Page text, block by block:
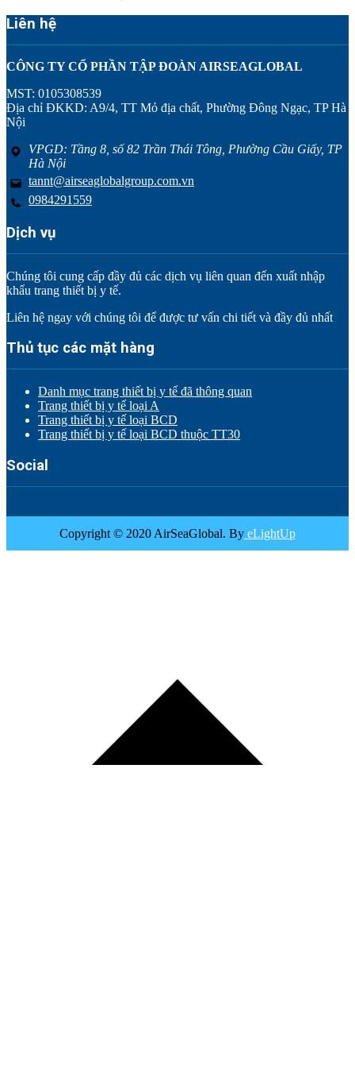
Liên hệ
CÔNG TY CỔ PHẦN TẬP ĐOÀN AIRSEAGLOBAL
MST: 0105308539
Địa chỉ ĐKKD: A9/4, TT Mỏ địa chất, Phường Đông Ngạc, TP Hà
Nội
VPGD: Tầng 8, số 82 Trần Thái Tông, Phường Cầu Giấy, TP
Hà Nội
tannt@airseaglobalgroup.com.vn
0984291559
Dịch vụ
Chúng tôi cung cấp đầy đủ các dịch vụ liên quan đến xuất nhập
khẩu trang thiết bị y tế.
Liên hệ ngay với chúng tôi để được tư vấn chi tiết và đầy đủ nhất
Thủ tục các mặt hàng
Danh mục trang thiết bị y tế đã thông quan
Trang thiết bị y tế loại A
Trang thiết bị y tế loại BCD
Trang thiết bị y tế loại BCD thuộc TT30
Social
Copyright © 2020 AirSeaGlobal. By eLightUp